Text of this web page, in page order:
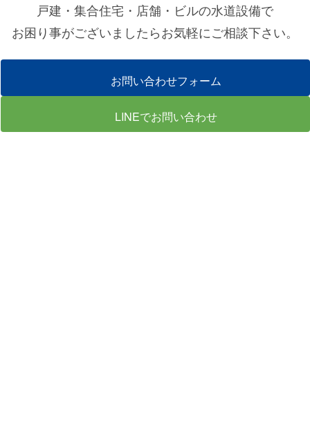
戸建・集合住宅・店舗・ビルの水道設備で
お困り事がございましたらお気軽にご相談下さい。
お問い合わせフォーム
LINEでお問い合わせ